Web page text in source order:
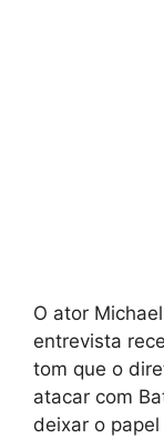
O ator
entrevista
tom que o
atacar com
deixar o